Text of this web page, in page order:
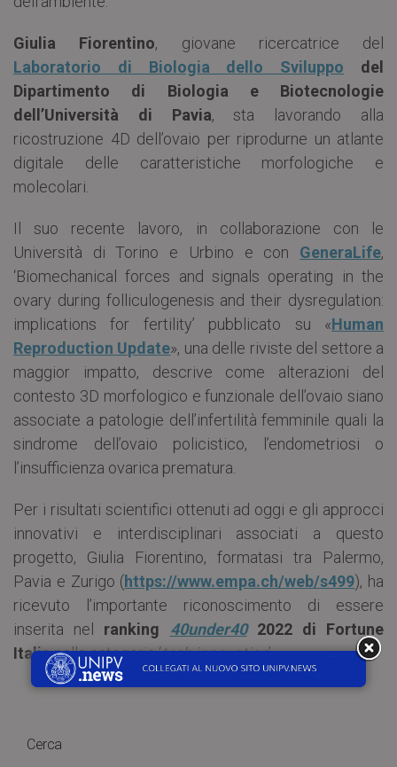
Giulia Fiorentino, giovane ricercatrice del
Laboratorio di Biologia dello Sviluppo
del
Dipartimento di Biologia e Biotecnologie
dell’Università di Pavia, sta lavorando alla
ricostruzione 4D dell’ovaio per riprodurne un atlante
digitale delle caratteristiche morfologiche e
molecolari.
Il suo recente lavoro, in collaborazione con le
Università di Torino e Urbino e con GeneraLife,
‘Biomechanical forces and signals operating in the
ovary during folliculogenesis and their dysregulation:
implications for fertility’ pubblicato su «Human
Reproduction Update», una delle riviste del settore a
maggior impatto, descrive come alterazioni del
contesto 3D morfologico e funzionale dell’ovaio siano
associate a patologie dell’infertilità femminile quali la
sindrome dell’ovaio policistico, l’endometriosi o
l’insufficienza ovarica prematura.
Per i risultati scientifici ottenuti ad oggi e gli approcci
innovativi e interdisciplinari associati a questo
progetto, Giulia Fiorentino, formatasi tra Palermo,
Pavia e Zurigo (https://www.empa.ch/web/s499), ha
ricevuto l’importante riconoscimento di essere
inserita nel ranking 40under402022 di Fortune
Italianella categoria ‘tech innovation’.
Cerca